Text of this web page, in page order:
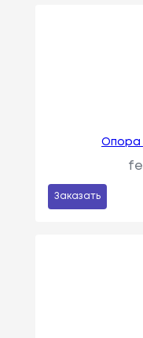
Опора
Заказать